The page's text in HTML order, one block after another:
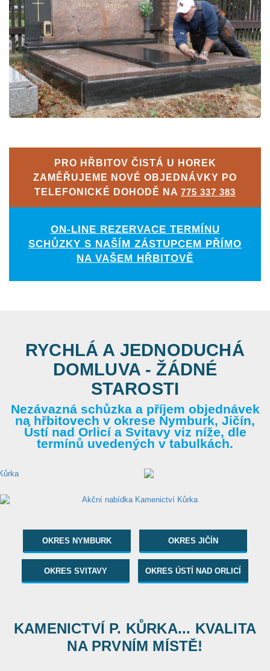
PRO HŘBITOV ČISTÁ U HOREK
ZAMĚŘUJEME NOVÉ OBJEDNÁVKY PO
TELEFONICKÉ DOHODĚ NA 775 337 383
ON-LINE REZERVACE TERMÍNU
SCHŮZKY S NAŠÍM ZÁSTUPCEM PŘÍMO
NA VAŠEM HŘBITOVĚ
RYCHLÁ A JEDNODUCHÁ
DOMLUVA - ŽÁDNÉ
STAROSTI
Nezávazná schůzka a příjem objednávek
na hřbitovech v okrese Nymburk, Jičín,
Ústí nad Orlicí a Svitavy viz níže, dle
termínů uvedených v tabulkách.
OKRES NYMBURK OKRES JIČÍN
OKRES SVITAVY OKRES ÚSTÍ NAD ORLICÍ
KAMENICTVÍ P. KŮRKA... KVALITA
NA PRVNÍM MÍSTĚ!